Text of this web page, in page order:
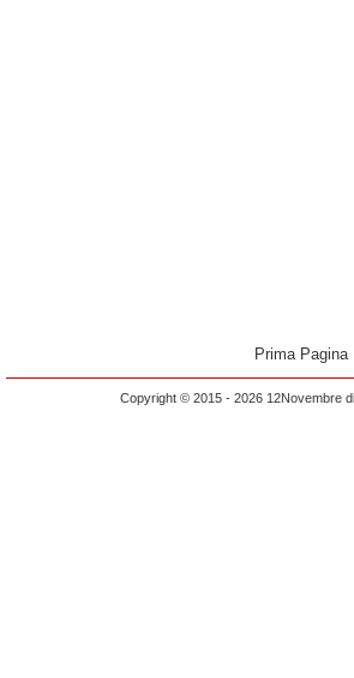
Prima Pagina
Copyright © 2015 - 2026 12Novembre